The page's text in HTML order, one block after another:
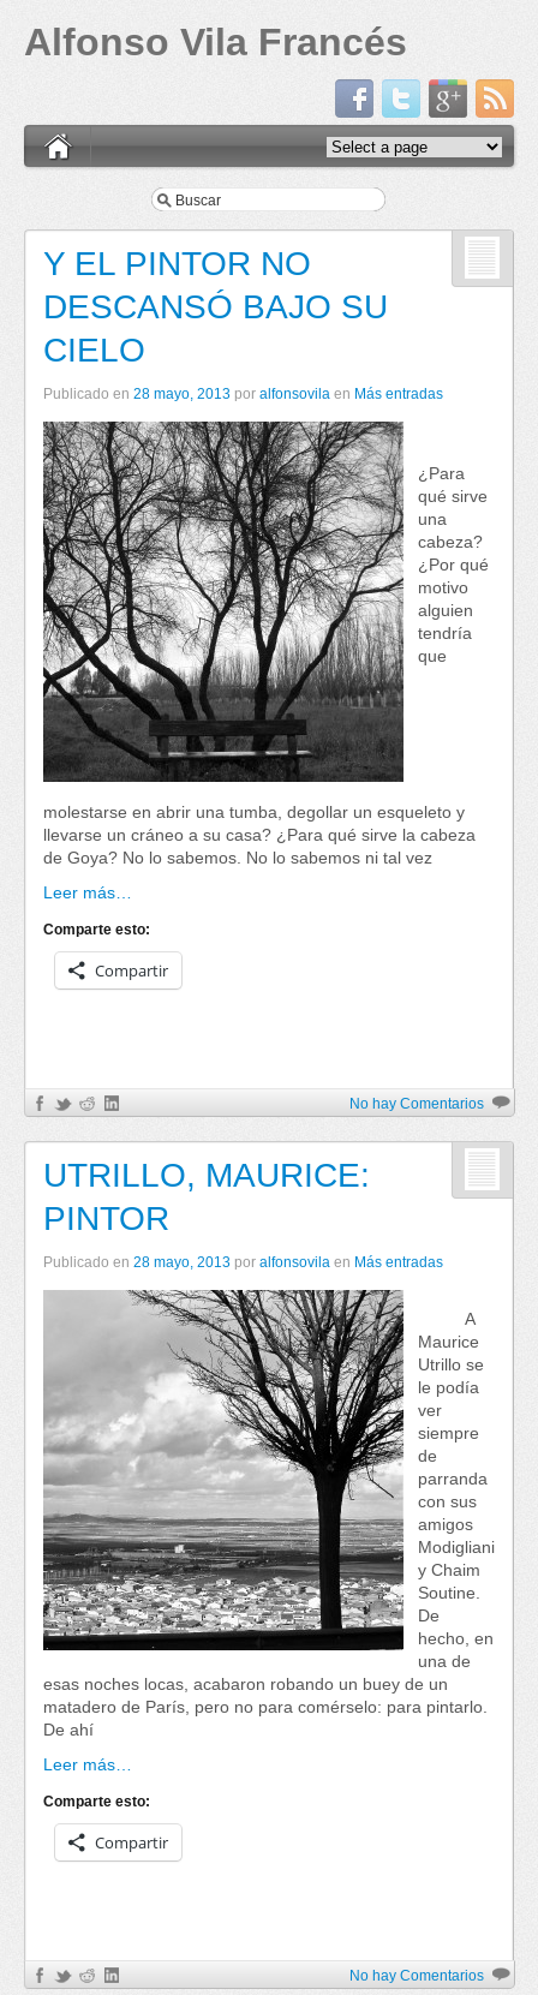
Alfonso Vila Francés
Y EL PINTOR NO
DESCANSÓ BAJO SU
CIELO
Publicado en 28 mayo, 2013 por alfonsovila en Más entradas
¿Para
qué sirve
una
cabeza?
¿Por qué
motivo
alguien
tendría
que
molestarse en abrir una tumba, degollar un esqueleto y
llevarse un cráneo a su casa? ¿Para qué sirve la cabeza
de Goya? No lo sabemos. No lo sabemos ni tal vez
Leer más…
Comparte esto:
Compartir
No hay Comentarios
UTRILLO, MAURICE:
PINTOR
Publicado en 28 mayo, 2013 por alfonsovila en Más entradas
A
Maurice
Utrillo se
le podía
ver
siempre
de
parranda
con sus
amigos
Modigliani
y Chaim
Soutine.
De
hecho, en
una de
esas noches locas, acabaron robando un buey de un
matadero de París, pero no para comérselo: para pintarlo.
De ahí
Leer más…
Comparte esto:
Compartir
No hay Comentarios